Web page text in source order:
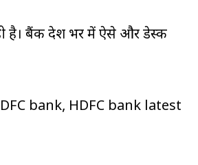
है। बैंक देश भर में ऐसे और डेस्क
bank, HDFC bank latest